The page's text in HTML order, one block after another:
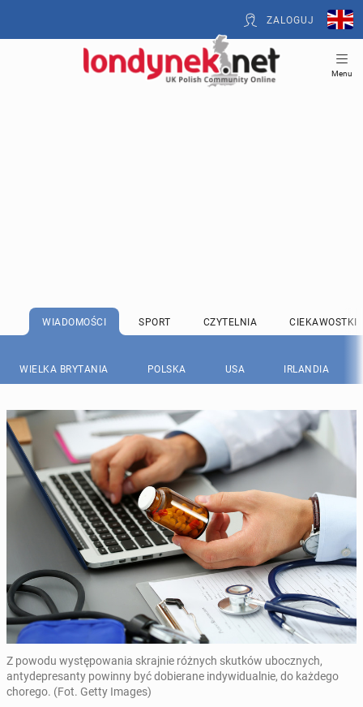
ZALOGUJ
Menu
WIADOMOŚCI SPORT CZYTELNIA CIEKAWOSTKI
WIELKA BRYTANIA POLSKA USA IRLANDIA
Z powodu występowania skrajnie różnych skutków ubocznych,
antydepresanty powinny być dobierane indywidualnie, do każdego
chorego. (Fot. Getty Images)